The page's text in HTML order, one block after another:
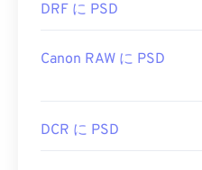
DRF に PSD
Canon RAW に PSD
DCR に PSD